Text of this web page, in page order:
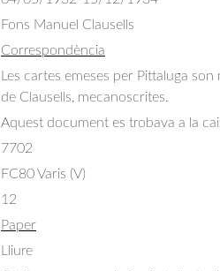
Fons Manuel Clausells
Correspondència
Les cartes emeses per Pittaluga
de Clausells, mecanoscrites.
Aquest document es trobava a la
7702
FC80 Varis (V)
12
Paper
Lliure